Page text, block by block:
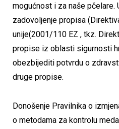
mogućnost i za naše pčelare.
zadovoljenje propisa
unije(2001/110 EZ , tkz.
propise iz oblasti sigurnosti
obezbijediti potvrdu o
druge propise.
Donošenje Pravilnika o
o metodama za kontrolu